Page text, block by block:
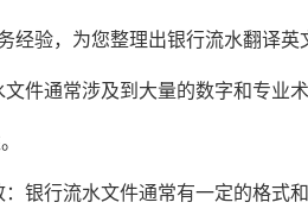
经验，为您整理出银行流水翻译英
件通常涉及到大量的数字和专业
银行流水文件通常有一定的格式